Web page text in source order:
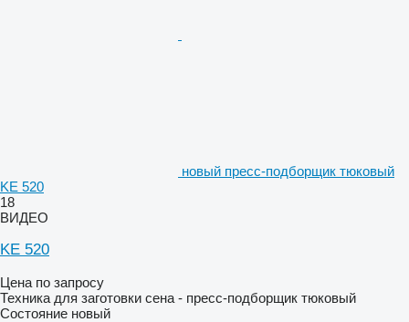
новый пресс-подборщик тюковый
KE 520
18
ВИДЕО
KE 520
Цена по запросу
Техника для заготовки сена - пресс-подборщик тюковый
Состояние новый